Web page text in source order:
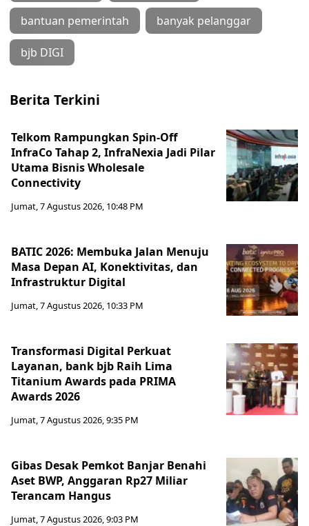
bantuan pemerintah banyak pelanggar
bjb DIGI
Berita Terkini
Telkom Rampungkan Spin-Off
InfraCo Tahap 2, InfraNexia Jadi Pilar
Utama Bisnis Wholesale
Connectivity
Jumat, 7 Agustus 2026, 10:48 PM
BATIC 2026: Membuka Jalan Menuju
Masa Depan AI, Konektivitas, dan
Infrastruktur Digital
Jumat, 7 Agustus 2026, 10:33 PM
Transformasi Digital Perkuat
Layanan, bank bjb Raih Lima
Titanium Awards pada PRIMA
Awards 2026
Jumat, 7 Agustus 2026, 9:35 PM
Gibas Desak Pemkot Banjar Benahi
Aset BWP, Anggaran Rp27 Miliar
Terancam Hangus
Jumat, 7 Agustus 2026, 9:03 PM